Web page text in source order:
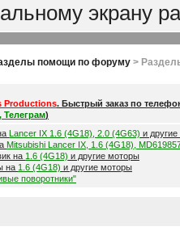
экрану
помощи по форуму>
Productions. Быстрый заказ по
)
Lancer IX 1.6 (4G18), 2.0 (4G63) и
Mitsubishi Lancer IX, 1.6 (4G18),
на 1.6 (4G18) и другие моторы
на 1.6 (4G18) и другие моторы
поворотники"